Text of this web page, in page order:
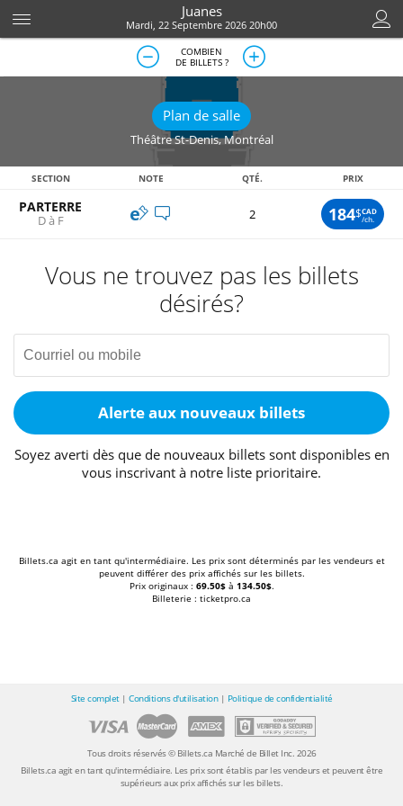
Juanes
Mardi, 22 Septembre 2026 20h00
COMBIEN
DE BILLETS ?
Plan de salle
Théâtre St-Denis,Montréal
SECTION NOTE QTÉ. PRIX
PARTERRE
D à F 2 184$CAD
/ch.
Vous ne trouvez pas les billets
désirés?
Alerte aux nouveaux billets
Soyez averti dès que de nouveaux billets sont disponibles en
vous inscrivant à notre liste prioritaire.
Billets.ca agit en tant qu'intermédiaire. Les prix sont déterminés par les vendeurs et
peuvent différer des prix affichés sur les billets.
Prix originaux : 69.50$à 134.50$.
Billeterie : ticketpro.ca
Site complet| Conditions d'utilisation| Politique de confidentialité
Tous droits réservés © Billets.ca Marché de Billet Inc. 2026
Billets.ca agit en tant qu'intermédiaire. Les prix sont établis par les vendeurs et peuvent être
supérieurs aux prix affichés sur les billets.